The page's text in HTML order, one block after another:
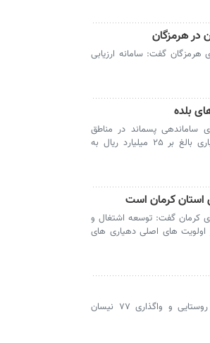
در هرمزگان
هرمزگان گفت: سامانه ارزیابی
ساماندهی پسماند در مناطق
روستایی، دو دستگاه خودروی نیسان کمپرسی با اعتباری بالغ بر ۲۵ میلیارد ریال به
استان کرمان است
کرمان گفت: توسعه اشتغال و
اولویت های اصلی دهیاری های
ساری - استاندار مازندران از نوسازی ناوگان خدمات روستایی و واگذاری ۷۷ نیسان